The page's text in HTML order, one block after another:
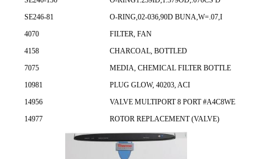
SE246-81
O-RING,02-036,90D BUNA,W=.07,I
4070
FILTER, FAN
4158
CHARCOAL, BOTTLED
7075
MEDIA, CHEMICAL FILTER BOTTLE
10981
PLUG GLOW, 40203, ACI
14956
VALVE MULTIPORT 8 PORT #A4C8WE
14977
ROTOR REPLACEMENT (VALVE)